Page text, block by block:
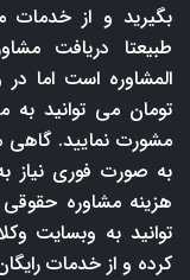
بگیرید و از خدمات
طبیعتا دریافت
مشورت نمایید. گاهی
به صورت فوری نیاز
هزینه مشاوره
توانید به وبسایت
کرده و از خدمات